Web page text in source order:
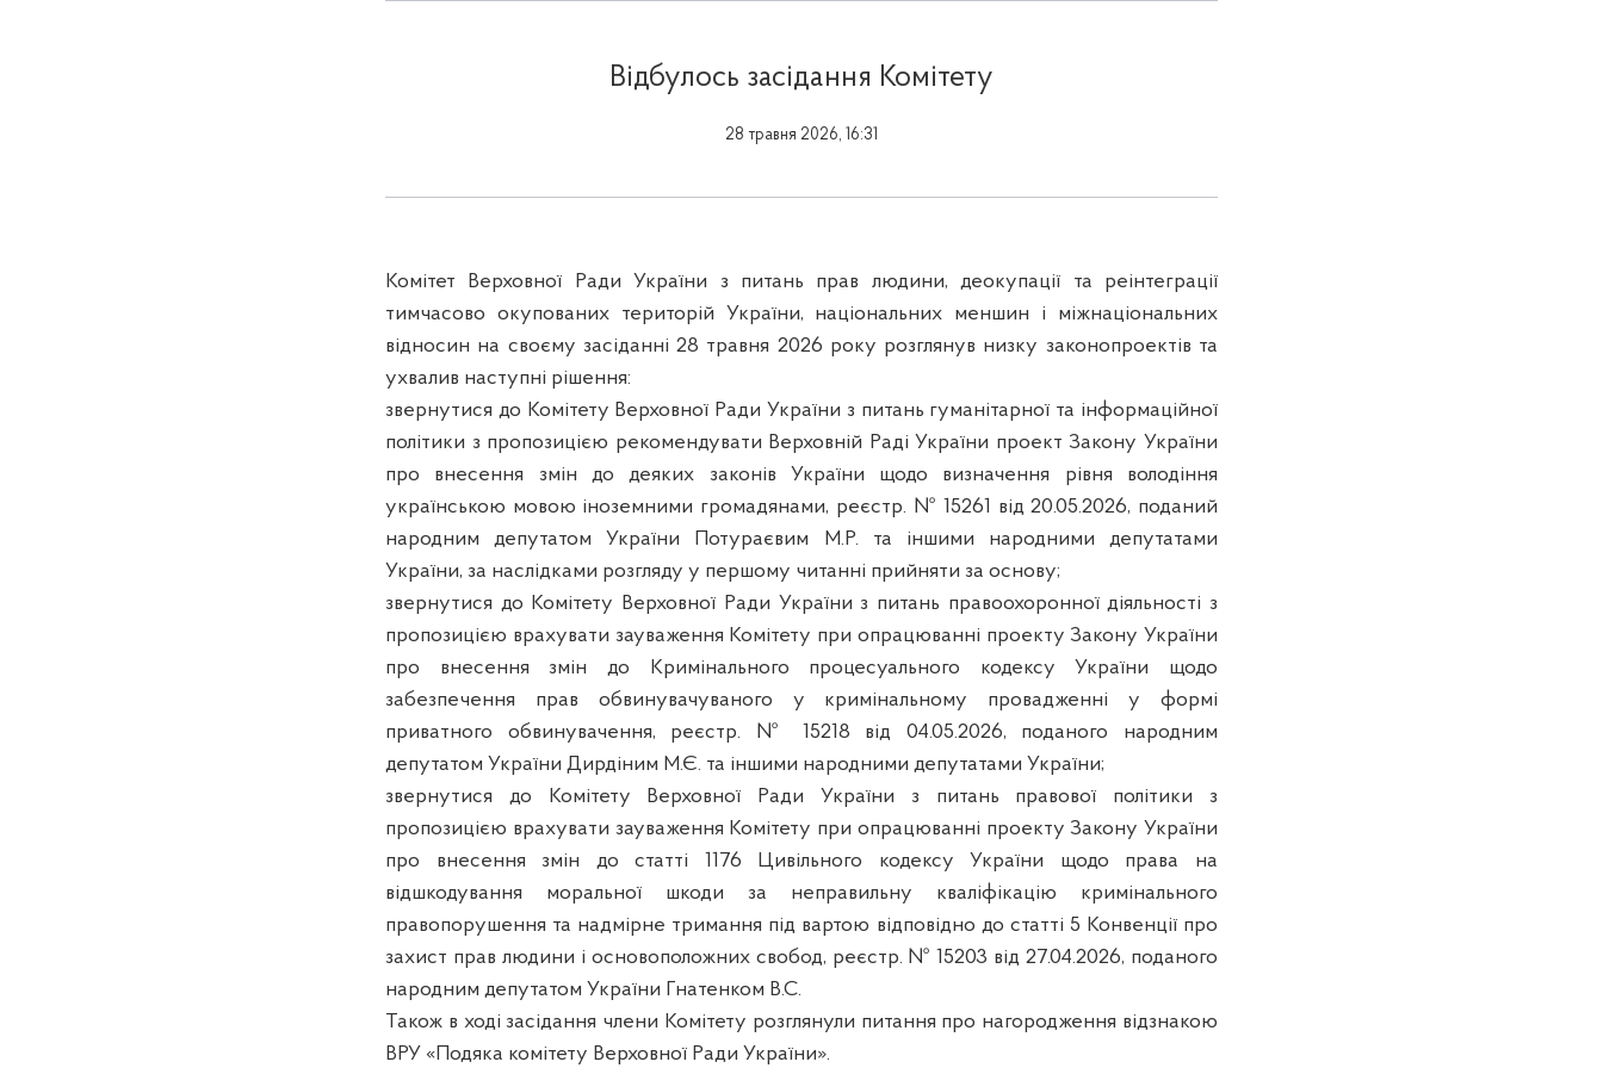
Відбулось засідання Комітету
28 травня 2026, 16:31
Комітет Верховної Ради України з питань прав людини, деокупації та реінтеграції
тимчасово окупованих територій України, національних меншин і міжнаціональних
відносин на своєму засіданні 28 травня 2026 року розглянув низку законопроектів та
ухвалив наступні рішення:
звернутися до Комітету Верховної Ради України з питань гуманітарної та інформаційної
політики з пропозицією рекомендувати Верховній Раді України проект Закону України
про внесення змін до деяких законів України щодо визначення рівня володіння
українською мовою іноземними громадянами, реєстр. № 15261 від 20.05.2026, поданий
народним депутатом України Потураєвим М.Р. та іншими народними депутатами
України, за наслідками розгляду у першому читанні прийняти за основу;
звернутися до Комітету Верховної Ради України з питань правоохоронної діяльності з
пропозицією врахувати зауваження Комітету при опрацюванні проекту Закону України
про внесення змін до Кримінального процесуального кодексу України щодо
забезпечення прав обвинувачуваного у кримінальному провадженні у формі
приватного обвинувачення, реєстр. № 15218 від 04.05.2026, поданого народним
депутатом України Дирдіним М.Є. та іншими народними депутатами України;
звернутися до Комітету Верховної Ради України з питань правової політики з
пропозицією врахувати зауваження Комітету при опрацюванні проекту Закону України
про внесення змін до статті 1176 Цивільного кодексу України щодо права на
відшкодування моральної шкоди за неправильну кваліфікацію кримінального
правопорушення та надмірне тримання під вартою відповідно до статті 5 Конвенції про
захист прав людини і основоположних свобод, реєстр. № 15203 від 27.04.2026, поданого
народним депутатом України Гнатенком В.С.
Також в ході засідання члени Комітету розглянули питання про нагородження відзнакою
ВРУ «Подяка комітету Верховної Ради України».